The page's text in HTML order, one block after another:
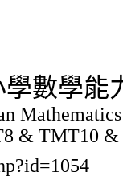
數學能
& TMT10